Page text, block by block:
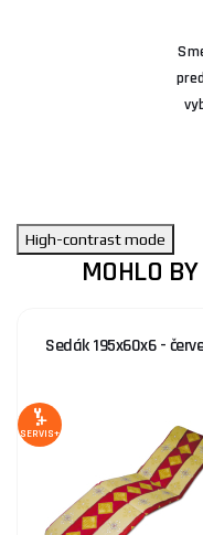
High-contrast mode
MOHLO
Sedák 195x60x6 -
SERVIS+